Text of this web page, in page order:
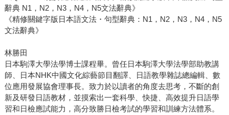
辭典 N1，N2，N3，N4，N5文法辭典》
《精修關鍵字版日本語文法・句型辭典：N1，N2，N3，N4，N5
文法辭典》
林勝田
日本駒澤大學法學博士課程畢。曾任日本駒澤大學法學部助教講
師、日本NHK中國文化綜藝節目翻譯、日語教學雜誌總編輯、數
位應用發展協會理事長。致力於以讀者的角度去思考，不斷的創
新及研發日語教材，並摸索出一套科學、快捷、高效提升日語學
習和日檢應試能力，高分致勝日檢考試的學習和訓練方法體系。